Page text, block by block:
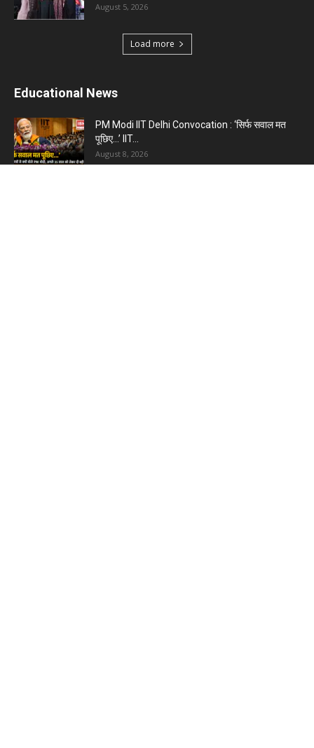
August 5, 2026
Load more
Educational News
PM Modi IIT Delhi Convocation : ‘सिर्फ सवाल मत
पूछिए…’ IIT...
August 8, 2026